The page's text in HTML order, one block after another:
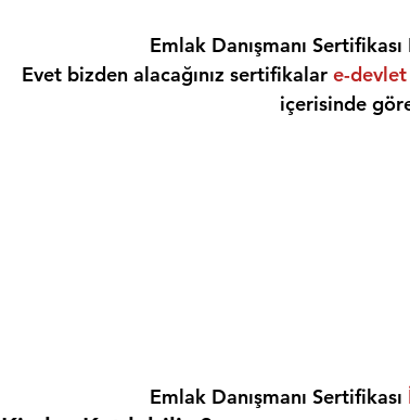
Emlak Danışmanı
Evet bizden alacağınız sertifikalar e-
içerisinde
Emlak Danışmanı Sertifikası